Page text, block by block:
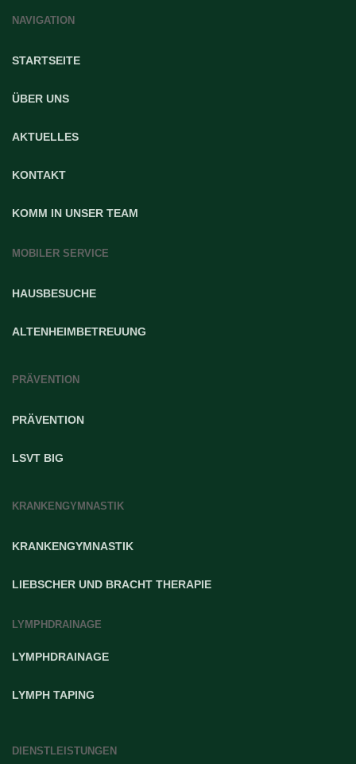
NAVIGATION
STARTSEITE
ÜBER UNS
AKTUELLES
KONTAKT
KOMM IN UNSER TEAM
MOBILER SERVICE
HAUSBESUCHE
ALTENHEIMBETREUUNG
PRÄVENTION
PRÄVENTION
LSVT BIG
KRANKENGYMNASTIK
KRANKENGYMNASTIK
LIEBSCHER UND BRACHT THERAPIE
LYMPHDRAINAGE
LYMPHDRAINAGE
LYMPH TAPING
DIENSTLEISTUNGEN